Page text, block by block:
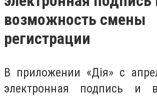
возможность смены
регистрации
В приложении «Дія» с
электронная подпись и